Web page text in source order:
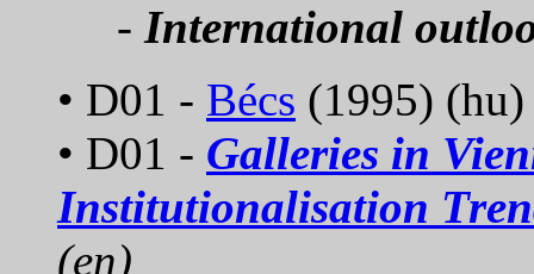
- International
• D01 - Bécs (1995) (hu)
• D01 - Galleries in
Institutionalisation
(en)